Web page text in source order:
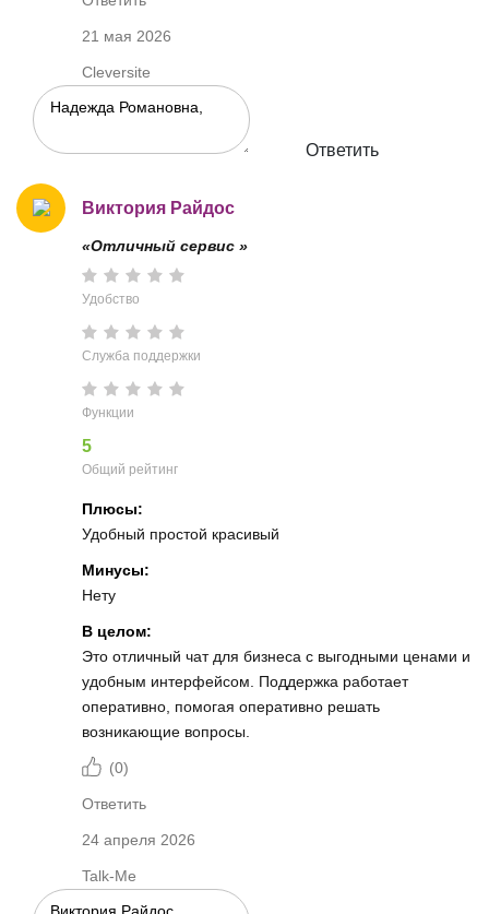
21 мая 2026
Cleversite
Ответить
Виктория Райдос
«Отличный сервис »
Удобство
Служба поддержки
Функции
5
Общий рейтинг
Плюсы:
Удобный простой красивый
Минусы:
Нету
В целом:
Это отличный чат для бизнеса с выгодными ценами и
удобным интерфейсом. Поддержка работает
оперативно, помогая оперативно решать
возникающие вопросы.
(0)
Ответить
24 апреля 2026
Talk-Me